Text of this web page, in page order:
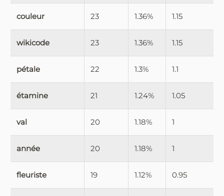
couleur 23 1.36% 1.15
wikicode 23 1.36% 1.15
pétale 22 1.3% 1.1
étamine 21 1.24% 1.05
val 20 1.18% 1
année 20 1.18% 1
fleuriste 19 1.12% 0.95